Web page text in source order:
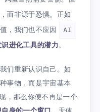
而非源于恐惧。正如
，我们也不应因
AI
识进化工具的潜力。
们重新认识自己。如
事物，而是宇宙基本
，那么你便不再是一个